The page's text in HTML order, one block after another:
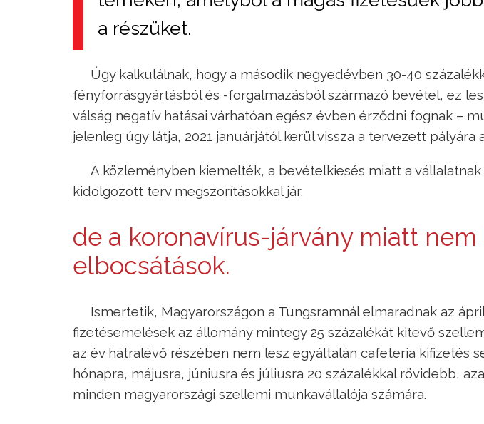
a részüket.
Úgy kalkulálnak, hogy a második negyedévben 30-40
fényforrásgyártásból és -forgalmazásból származó bevétel, ez
válság negatív hatásai várhatóan egész évben érződni fognak –
jelenleg úgy látja, 2021 januárjától kerül vissza a tervezett pályára
A közleményben kiemelték, a bevételkiesés miatt a
kidolgozott terv megszorításokkal jár,
de a koronavírus-járvány miatt nem
elbocsátások.
Ismertetik, Magyarországon a Tungsramnál elmaradnak az
fizetésemelések az állomány mintegy 25 százalékát kitevő
az év hátralévő részében nem lesz egyáltalán cafeteria kifizetés
hónapra, májusra, júniusra és júliusra 20 százalékkal rövidebb,
minden magyarországi szellemi munkavállalója számára.